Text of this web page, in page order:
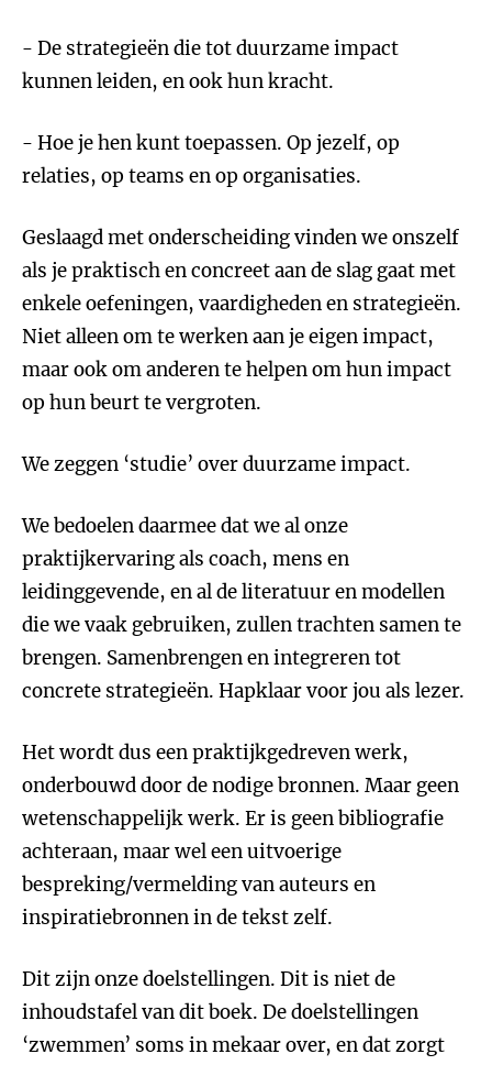
- De strategieën die tot duurzame impact
kunnen leiden, en ook hun kracht.
- Hoe je hen kunt toepassen. Op jezelf, op
relaties, op teams en op organisaties.
Geslaagd met onderscheiding vinden we onszelf
als je praktisch en concreet aan de slag gaat met
enkele oefeningen, vaardigheden en strategieën.
Niet alleen om te werken aan je eigen impact,
maar ook om anderen te helpen om hun impact
op hun beurt te vergroten.
We zeggen ‘studie’ over duurzame impact.
We bedoelen daarmee dat we al onze
praktijkervaring als coach, mens en
leidinggevende, en al de literatuur en modellen
die we vaak gebruiken, zullen trachten samen te
brengen. Samenbrengen en integreren tot
concrete strategieën. Hapklaar voor jou als lezer.
Het wordt dus een praktijkgedreven werk,
onderbouwd door de nodige bronnen. Maar geen
wetenschappelijk werk. Er is geen bibliografie
achteraan, maar wel een uitvoerige
bespreking/vermelding van auteurs en
inspiratiebronnen in de tekst zelf.
Dit zijn onze doelstellingen. Dit is niet de
inhoudstafel van dit boek. De doelstellingen
‘zwemmen’ soms in mekaar over, en dat zorgt